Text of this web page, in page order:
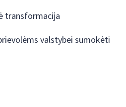
transformacija
valstybei sumokėti